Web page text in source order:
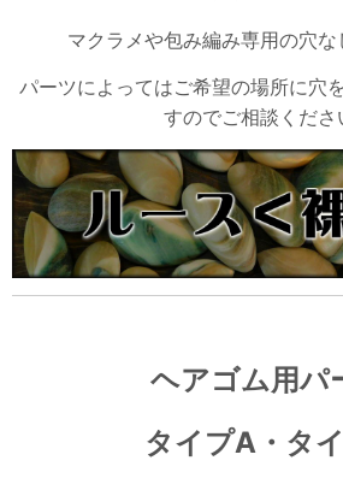
マクラメや包み編み専用の穴な
パーツによってはご希望の場所に穴
すのでご相談くださ
ヘアゴム用パ
タイプA ・タ